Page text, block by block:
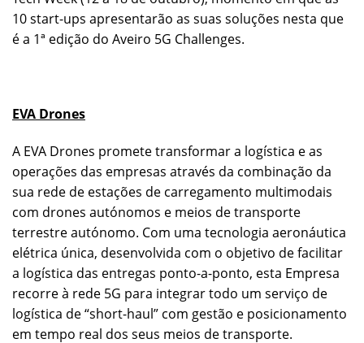
10 start-ups apresentarão as suas soluções nesta que
é a 1ª edição do Aveiro 5G Challenges.
EVA Drones
A EVA Drones promete transformar a logística e as
operações das empresas através da combinação da
sua rede de estações de carregamento multimodais
com drones autónomos e meios de transporte
terrestre autónomo. Com uma tecnologia aeronáutica
elétrica única, desenvolvida com o objetivo de facilitar
a logística das entregas ponto-a-ponto, esta Empresa
recorre à rede 5G para integrar todo um serviço de
logística de “short-haul” com gestão e posicionamento
em tempo real dos seus meios de transporte.